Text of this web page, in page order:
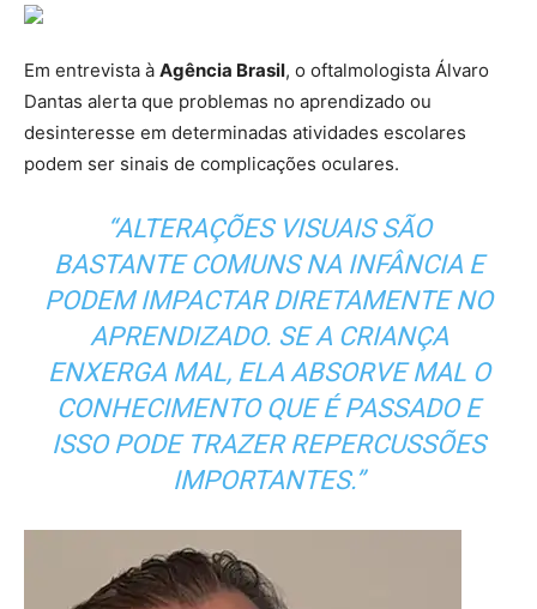
Em entrevista à Agência Brasil, o oftalmologista Álvaro
Dantas alerta que problemas no aprendizado ou
desinteresse em determinadas atividades escolares
podem ser sinais de complicações oculares.
“ALTERAÇÕES VISUAIS SÃO
BASTANTE COMUNS NA INFÂNCIA E
PODEM IMPACTAR DIRETAMENTE NO
APRENDIZADO. SE A CRIANÇA
ENXERGA MAL, ELA ABSORVE MAL O
CONHECIMENTO QUE É PASSADO E
ISSO PODE TRAZER REPERCUSSÕES
IMPORTANTES.”